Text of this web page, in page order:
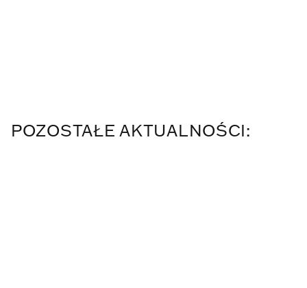
POZOSTAŁE AKTUALNOŚCI: